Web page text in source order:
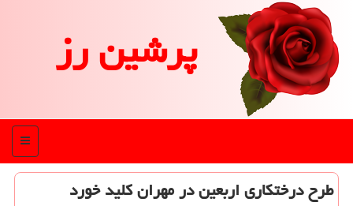
پرشین رز
منو
طرح درختكاری اربعین در مهران كلید خورد